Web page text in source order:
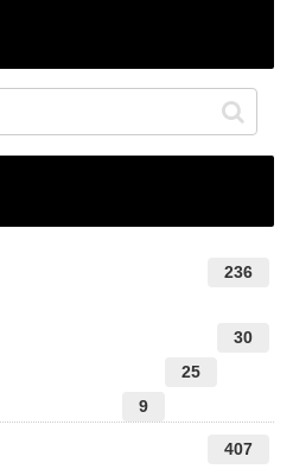
236
30
25
9
407